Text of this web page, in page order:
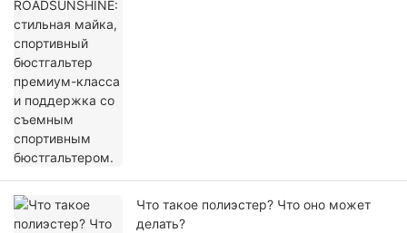
Что такое полиэстер? Что оно может
делать?